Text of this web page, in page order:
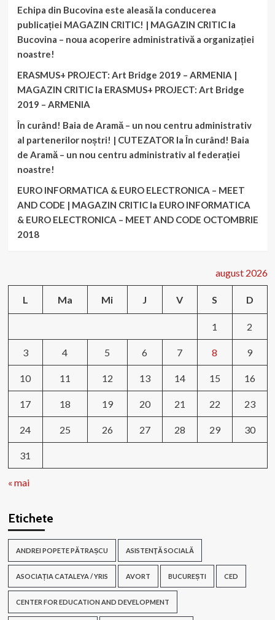
Echipa din Bucovina este aleasă la conducerea
publicației MAGAZIN CRITIC! | MAGAZIN CRITICla
Bucovina – noua acoperire administrativă a organizației
noastre!
ERASMUS+ PROJECT: Art Bridge 2019 – ARMENIA |
MAGAZIN CRITICla ERASMUS+ PROJECT: Art Bridge
2019 – ARMENIA
În curând! Baia de Aramă – un nou centru administrativ
al partenerilor noștri! | CUTEZATOR laÎn curând! Baia
de Aramă – un nou centru administrativ al federației
noastre!
EURO INFORMATICA & EURO ELECTRONICA – MEET
AND CODE | MAGAZIN CRITICla EURO INFORMATICA
& EURO ELECTRONICA – MEET AND CODE OCTOMBRIE
2018
august 2026
L Ma Mi J V S D
1 2
3 4 5 6 7 8 9
10 11 12 13 14 15 16
17 18 19 20 21 22 23
24 25 26 27 28 29 30
31
« mai
Etichete
ANDREI POPETE PĂTRAȘCU ASISTENŢĂ SOCIALĂ
ASOCIAȚIA CATALEYA / YRIS AVORT BUCUREȘTI CED
CENTER FOR EDUCATION AND DEVELOPMENT